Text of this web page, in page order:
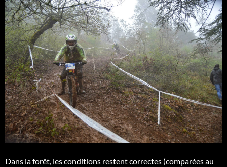
Dans la forêt, les conditions restent correctes (comparées au